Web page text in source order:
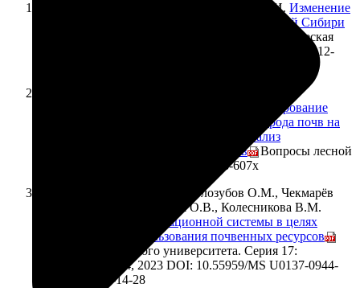
Решоткин О.В., Алябина И.О., Худяков О.И. Изменение
атмосферного и почвенного климата Западной Сибири
// Географическая
среда и живые системы, 3, 2023, DOI: 10.18384/27 12-
Картографирование
содержания и запасов органического углерода почв на
региональном и локальном уровнях: анализ
современных методических подходов// Вопросы лесной
науки, 1, 2023 DOI: 10.31509/26 58-607x
Шоба С.А., Алябина И.О., Голозубов О.М., Чекмарёв
П.А., Лукин С.В., Чернова О.В., Колесникова В.М.
Опыт создания информационной системы в целях
рационального использования почвенных ресурсов//
Вестник Московского университета. Серия 17:
Почвоведение, 4, 2023 DOI: 10.55959/MS U0137-0944-
17-2023-78-4 -14-28